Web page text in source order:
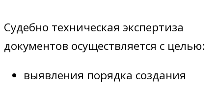
Судебно техническая экспертиза
документов осуществляется с целью:
выявления порядка создания